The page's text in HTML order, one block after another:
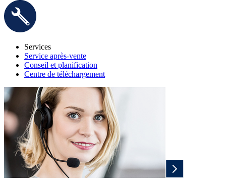
Services
Service après-vente
Conseil et planification
Centre de téléchargement